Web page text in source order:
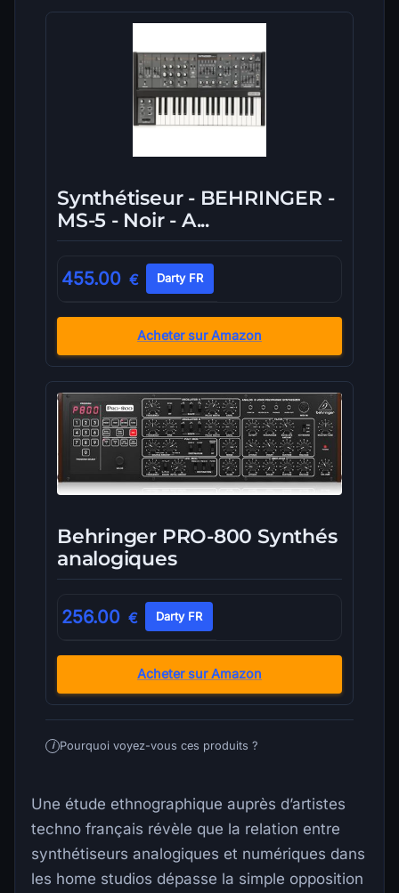
Synthétiseur - BEHRINGER -
MS-5 - Noir - A...
455.00 € Darty FR
Acheter sur Amazon
Behringer PRO-800 Synthés
analogiques
256.00 € Darty FR
Acheter sur Amazon
i Pourquoi voyez-vous ces produits ?
Une étude ethnographique auprès d’artistes
techno français révèle que la relation entre
synthétiseurs analogiques et numériques dans
les home studios dépasse la simple opposition